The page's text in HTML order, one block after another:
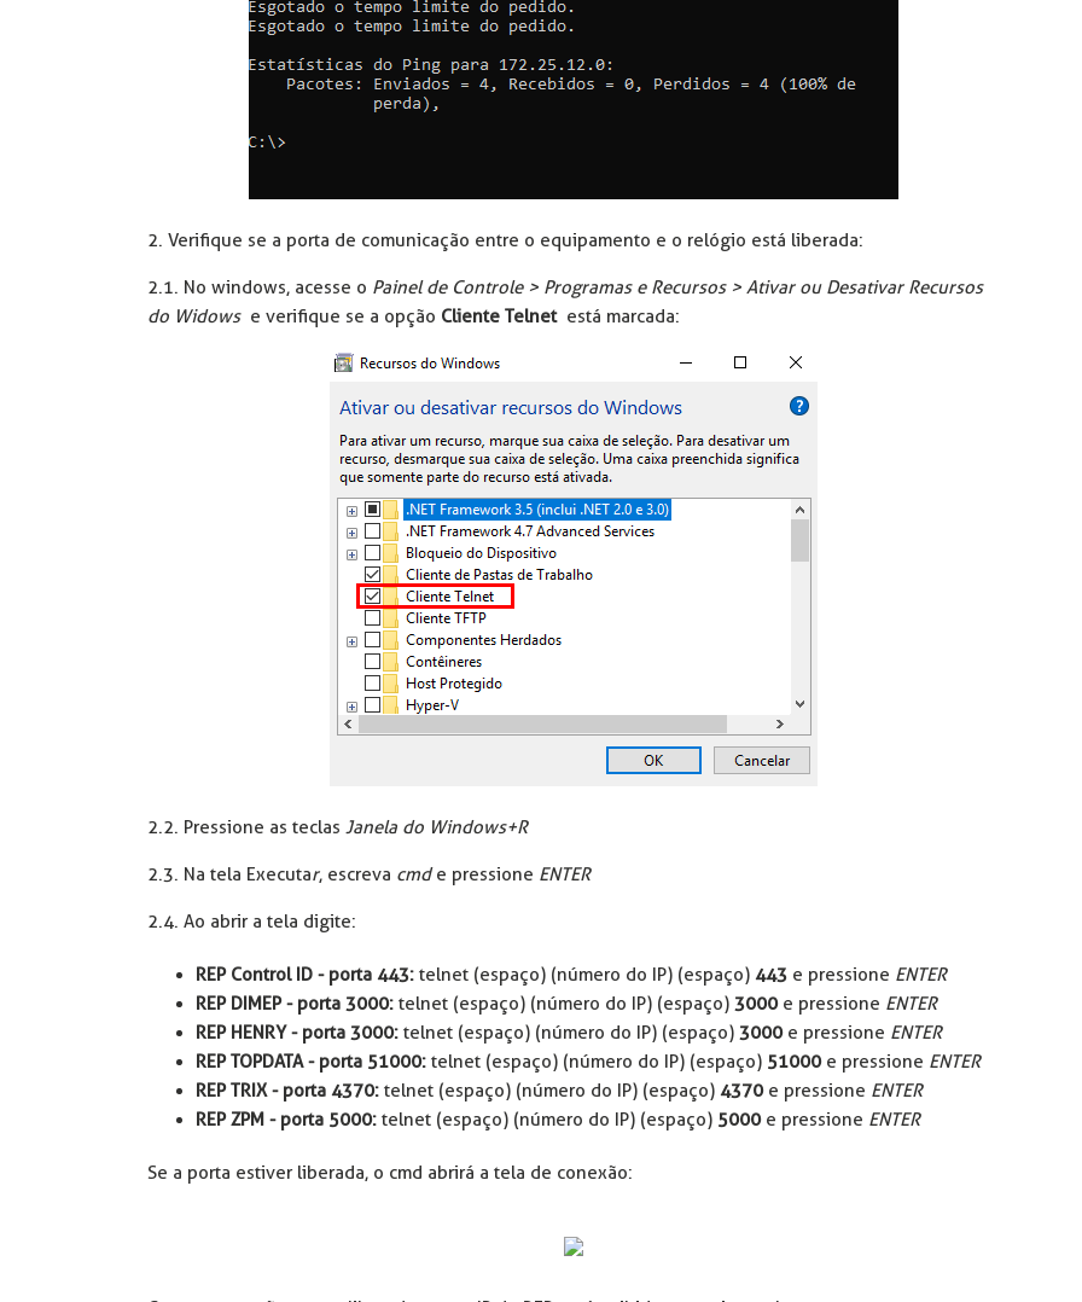
2. Verifique se a porta de comunicação entre o equipamento e o relógio está liberada:
2.1. No windows, acesse o Painel de Controle > Programas e Recursos > Ativar ou Desativar Recursos
do Widowse verifique se a opção Cliente Telnet está marcada:
2.2. Pressione as teclas Janela do Windows+R
2.3. Na tela Executar, escreva cmde pressione ENTER
2.4. Ao abrir a tela digite:
REP Control ID - porta 443: telnet (espaço) (número do IP) (espaço) 443 e pressione ENTER
REP DIMEP - porta 3000: telnet (espaço) (número do IP) (espaço) 3000e pressione ENTER
REP HENRY - porta 3000: telnet (espaço) (número do IP) (espaço) 3000e pressione ENTER
REP TOPDATA - porta 51000: telnet (espaço) (número do IP) (espaço) 51000e pressione ENTER
REP TRIX - porta 4370: telnet (espaço) (número do IP) (espaço) 4370e pressione ENTER
REP ZPM - porta 5000: telnet (espaço) (número do IP) (espaço) 5000e pressione ENTER
Se a porta estiver liberada, o cmd abrirá a tela de conexão: